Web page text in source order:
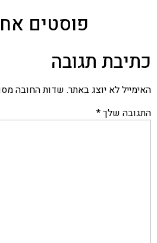
פוסטים
כתיבת תגובה
האימייל לא יוצג באתר. שדות החובה
התגובה שלך*